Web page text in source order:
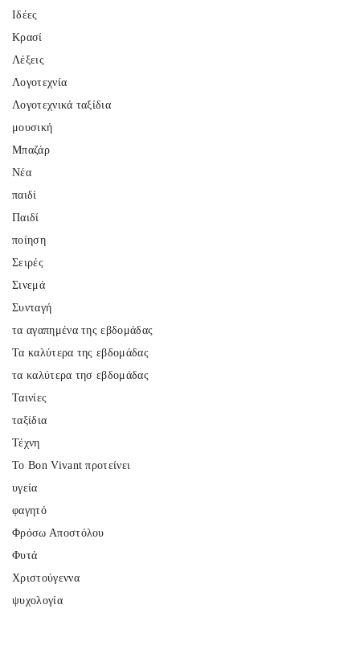
Ιδέες
Κρασί
Λέξεις
Λογοτεχνία
Λογοτεχνικά ταξίδια
μουσική
Μπαζάρ
Νέα
παιδί
Παιδί
ποίηση
Σειρές
Σινεμά
Συνταγή
τα αγαπημένα της εβδομάδας
Τα καλύτερα της εβδομάδας
τα καλύτερα τησ εβδομάδας
Ταινίες
ταξίδια
Τέχνη
Το Bon Vivant προτείνει
υγεία
φαγητό
Φρόσω Αποστόλου
Φυτά
Χριστούγεννα
ψυχολογία